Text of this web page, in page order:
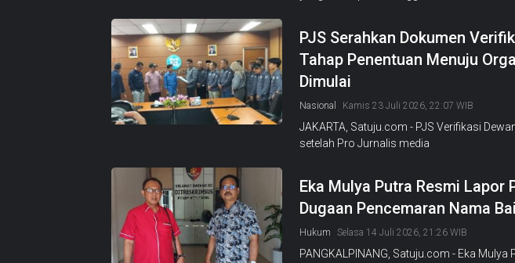
PJS Serahkan Dokumen
Tahap Penentuan Menuju
Dimulai
Nasional Kamis 23 Juli 2026, 22:07 WIB
JAKARTA, Satuju.com - PJS Verifikasi
setelah Pro Jurnalis media
Eka Mulya Putra Resmi Lapor
Dugaan Pencemaran Nama
Hukum Selasa 14 Juli 2026, 21:26 WIB
PANGKALPINANG, Satuju.com - Eka